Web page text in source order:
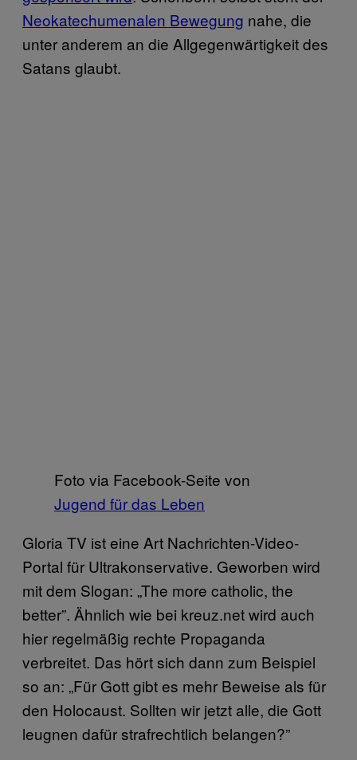
Neokatechumenalen Bewegung nahe, die
unter anderem an die Allgegenwärtigkeit des
Satans glaubt.
Foto via Facebook-Seite von
Jugend für das Leben
Gloria TV ist eine Art Nachrichten-Video-
Portal für Ultrakonservative. Geworben wird
mit dem Slogan: „The more catholic, the
better”. Ähnlich wie bei kreuz.net wird auch
hier regelmäßig rechte Propaganda
verbreitet. Das hört sich dann zum Beispiel
so an: „Für Gott gibt es mehr Beweise als für
den Holocaust. Sollten wir jetzt alle, die Gott
leugnen dafür strafrechtlich belangen?”